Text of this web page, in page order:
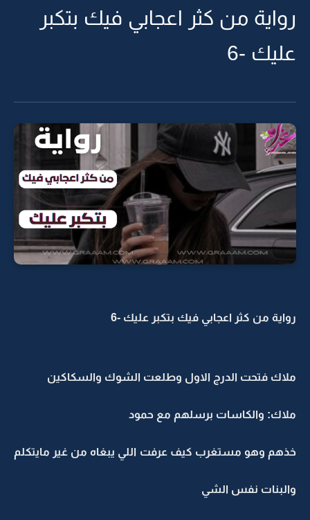
رواية من كثر اعجابي فيك بتكبر
عليك -6
رواية من كثر اعجابي فيك بتكبر عليك -6
ملاك فتحت الدرج الاول وطلعت الشوك والسكاكين
ملاك: والكاسات برسلهم مع حمود
خذهم وهو مستغرب كيف عرفت اللي يبغاه من غير مايتكلم
والبنات نفس الشي